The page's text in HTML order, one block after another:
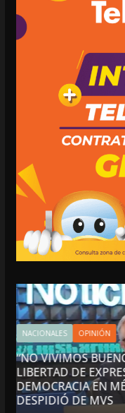
PARA LA
LA
CÁRDENAS; SE